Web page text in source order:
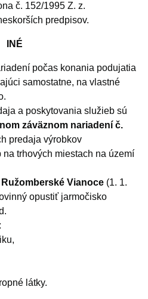
č. 152/1995 Z. z.
predpisov.
INÉ
počas konania podujatia
samostatne, na vlastné
a poskytovania služieb sú
záväznom nariadení č.
predaja výrobkov
trhových miestach na území
Ružomberské Vianoce (1. 1.
opustiť jarmočisko
látky.